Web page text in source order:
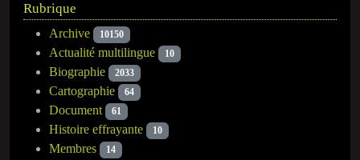
Rubrique
Archive 10150
Actualité multilingue 10
Biographie 2033
Cartographie 64
Document 61
Histoire effrayante 10
Membres 14